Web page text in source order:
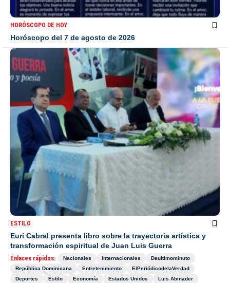
HORÓSCOPO DE HOY
Horóscopo del 7 de agosto de 2026
ESTILO
Euri Cabral presenta libro sobre la trayectoria artística y
transformación espiritual de Juan Luis Guerra
Enlaces rápidos: Nacionales Internacionales
Deultimominuto
República Dominicana
Entretenimiento
ElPeriódicodelaVerdad
Deportes
Estilo Economía Estados Unidos
Luis Abinader